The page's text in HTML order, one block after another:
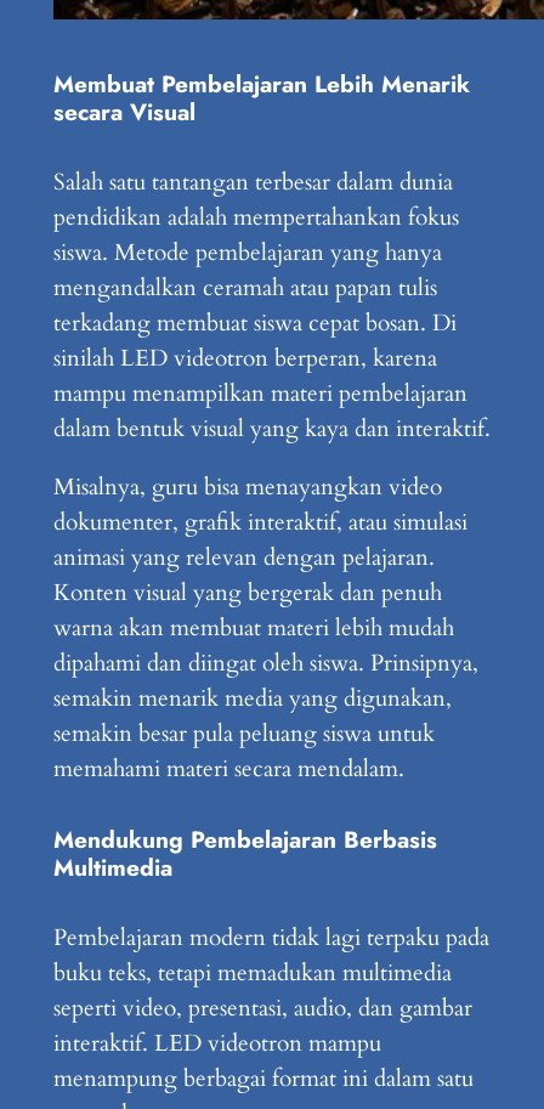
Membuat Pembelajaran Lebih Menarik
secara Visual
Salah satu tantangan terbesar dalam dunia
pendidikan adalah mempertahankan fokus
siswa. Metode pembelajaran yang hanya
mengandalkan ceramah atau papan tulis
terkadang membuat siswa cepat bosan. Di
sinilah LED videotron berperan, karena
mampu menampilkan materi pembelajaran
dalam bentuk visual yang kaya dan interaktif.
Misalnya, guru bisa menayangkan video
dokumenter, grafik interaktif, atau simulasi
animasi yang relevan dengan pelajaran.
Konten visual yang bergerak dan penuh
warna akan membuat materi lebih mudah
dipahami dan diingat oleh siswa. Prinsipnya,
semakin menarik media yang digunakan,
semakin besar pula peluang siswa untuk
memahami materi secara mendalam.
Mendukung Pembelajaran Berbasis
Multimedia
Pembelajaran modern tidak lagi terpaku pada
buku teks, tetapi memadukan multimedia
seperti video, presentasi, audio, dan gambar
interaktif. LED videotron mampu
menampung berbagai format ini dalam satu